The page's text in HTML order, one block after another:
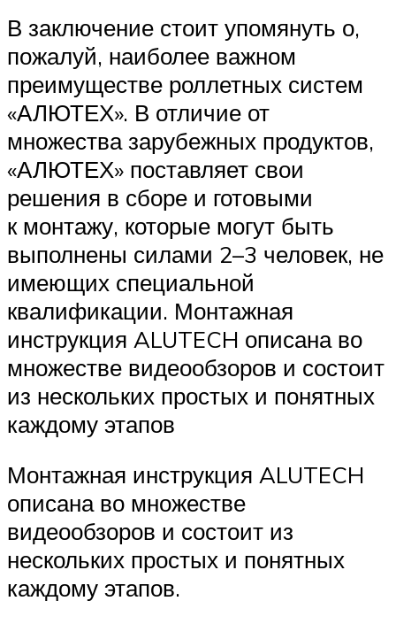
В заключение стоит упомянуть о,
пожалуй, наиболее важном
преимуществе роллетных систем
«АЛЮТЕХ». В отличие от
множества зарубежных продуктов,
«АЛЮТЕХ» поставляет свои
решения в сборе и готовыми
к монтажу, которые могут быть
выполнены силами 2–3 человек, не
имеющих специальной
квалификации. Монтажная
инструкция ALUTECH описана во
множестве видеообзоров и состоит
из нескольких простых и понятных
каждому этапов
Монтажная инструкция ALUTECH
описана во множестве
видеообзоров и состоит из
нескольких простых и понятных
каждому этапов.